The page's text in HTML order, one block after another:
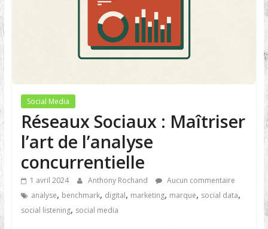
Social Media
Réseaux Sociaux : Maîtriser
l’art de l’analyse
concurrentielle
1 avril 2024 Anthony Rochand
Aucun commentaire
analyse, benchmark, digital, marketing, marque, social data,
social listening, social media